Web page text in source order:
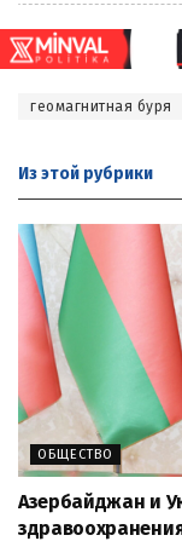
геомагнитная буря
Из этой рубрики
ОБЩЕСТВО
Азербайджан и